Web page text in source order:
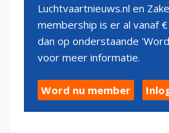
Luchtvaartnieuws.nl en
membership is er al vanaf
dan op onderstaande
voor meer informatie.
Word nu member